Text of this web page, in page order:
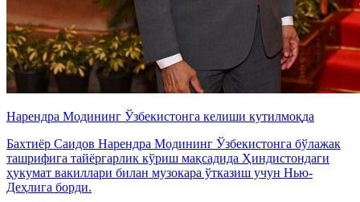
Нарендра Модининг Ўзбекистонга келиши кутилмоқда
Бахтиёр Саидов Нарендра Модининг Ўзбекистонга бўлажак
ташрифига тайёргарлик кўриш мақсадида Ҳиндистондаги
ҳукумат вакиллари билан музокара ўтказиш учун Нью-
Деҳлига борди.